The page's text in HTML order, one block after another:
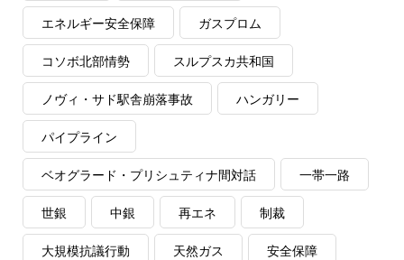
エネルギー安全保障 ガスプロム
コソボ北部情勢 スルプスカ共和国
ノヴィ・サド駅舎崩落事故 ハンガリー
パイプライン
ベオグラード・プリシュティナ間対話 一帯一路
世銀 中銀 再エネ 制裁
大規模抗議行動 天然ガス 安全保障